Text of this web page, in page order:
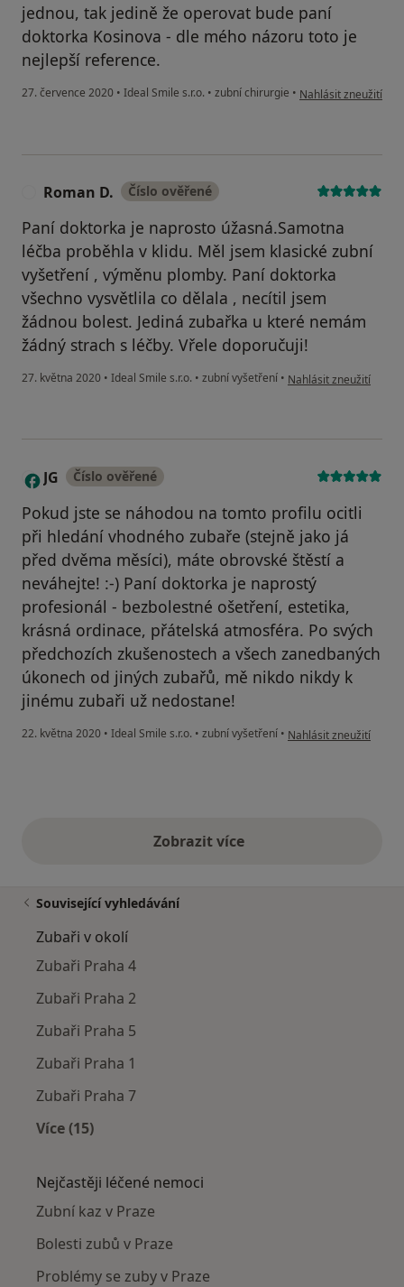
jednou, tak jedině že operovat bude paní
doktorka Kosinova - dle mého názoru toto je
nejlepší reference.
27. července 2020 • Ideal Smile s.r.o. • zubní chirurgie • podle názoru
Nahlásit zneužití
Roman D. Číslo ověřené
Paní doktorka je naprosto úžasná.Samotna
léčba proběhla v klidu. Měl jsem klasické zubní
vyšetření , výměnu plomby. Paní doktorka
všechno vysvětlila co dělala , necítil jsem
žádnou bolest. Jediná zubařka u které nemám
žádný strach s léčby. Vřele doporučuji!
27. května 2020 • Ideal Smile s.r.o. • zubní vyšetření • podle názoru uživatele
Nahlásit zneužití
J JG Číslo ověřené
Pokud jste se náhodou na tomto profilu ocitli
při hledání vhodného zubaře (stejně jako já
před dvěma měsíci), máte obrovské štěstí a
neváhejte! :-) Paní doktorka je naprostý
profesionál - bezbolestné ošetření, estetika,
krásná ordinace, přátelská atmosféra. Po svých
předchozích zkušenostech a všech zanedbaných
úkonech od jiných zubařů, mě nikdo nikdy k
jinému zubaři už nedostane!
22. května 2020 • Ideal Smile s.r.o. • zubní vyšetření • podle názoru uživatele
Nahlásit zneužití
Zobrazit vícevýše uvedené názory
Související vyhledávání
Zubaři v okolí
Zubaři Praha 4
Zubaři Praha 2
Zubaři Praha 5
Zubaři Praha 1
Zubaři Praha 7
Více (15)
Nejčastěji léčené nemoci
Zubní kaz v Praze
Bolesti zubů v Praze
Problémy se zuby v Praze